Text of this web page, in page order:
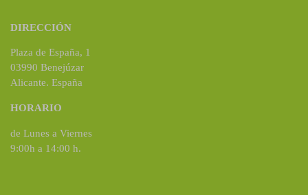
DIRECCIÓN
Plaza de España, 1
03990 Benejúzar
Alicante. España
HORARIO
de Lunes a Viernes
9:00h a 14:00 h.